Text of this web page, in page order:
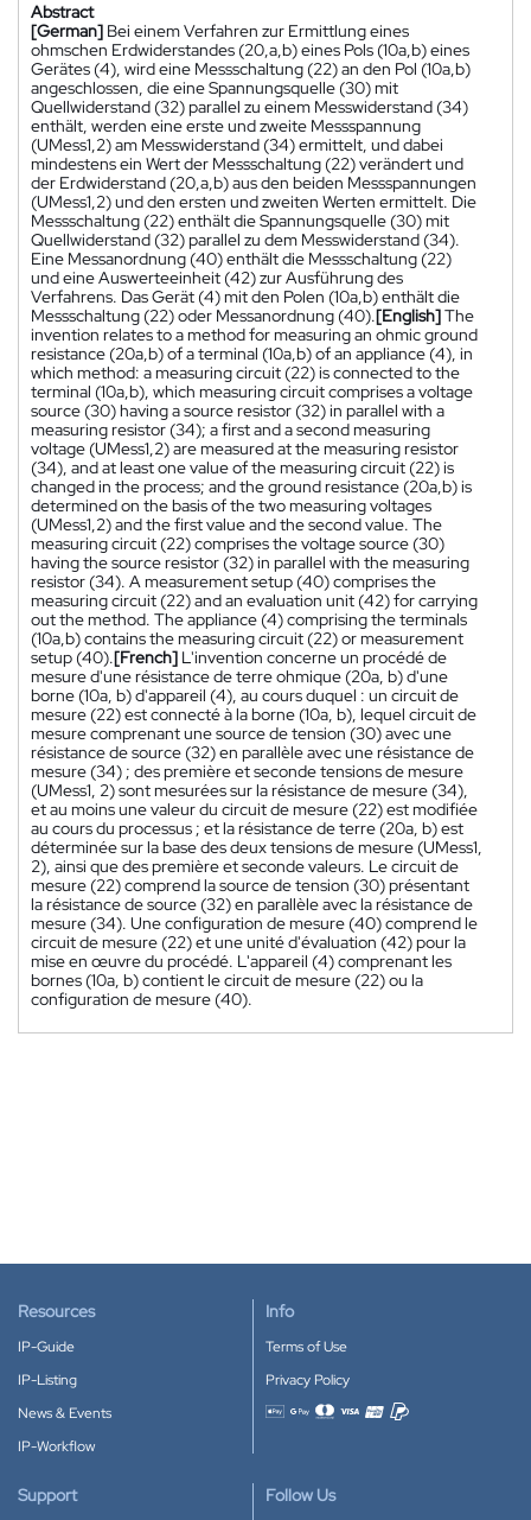
Abstract
[German] Bei einem Verfahren zur Ermittlung eines
ohmschen Erdwiderstandes (20,a,b) eines Pols (10a,b) eines
Gerätes (4), wird eine Messschaltung (22) an den Pol (10a,b)
angeschlossen, die eine Spannungsquelle (30) mit
Quellwiderstand (32) parallel zu einem Messwiderstand (34)
enthält, werden eine erste und zweite Messspannung
(UMess1,2) am Messwiderstand (34) ermittelt, und dabei
mindestens ein Wert der Messschaltung (22) verändert und
der Erdwiderstand (20,a,b) aus den beiden Messspannungen
(UMess1,2) und den ersten und zweiten Werten ermittelt. Die
Messschaltung (22) enthält die Spannungsquelle (30) mit
Quellwiderstand (32) parallel zu dem Messwiderstand (34).
Eine Messanordnung (40) enthält die Messschaltung (22)
und eine Auswerteeinheit (42) zur Ausführung des
Verfahrens. Das Gerät (4) mit den Polen (10a,b) enthält die
Messschaltung (22) oder Messanordnung (40).[English]The
invention relates to a method for measuring an ohmic ground
resistance (20a,b) of a terminal (10a,b) of an appliance (4), in
which method: a measuring circuit (22) is connected to the
terminal (10a,b), which measuring circuit comprises a voltage
source (30) having a source resistor (32) in parallel with a
measuring resistor (34); a first and a second measuring
voltage (UMess1,2) are measured at the measuring resistor
(34), and at least one value of the measuring circuit (22) is
changed in the process; and the ground resistance (20a,b) is
determined on the basis of the two measuring voltages
(UMess1,2) and the first value and the second value. The
measuring circuit (22) comprises the voltage source (30)
having the source resistor (32) in parallel with the measuring
resistor (34). A measurement setup (40) comprises the
measuring circuit (22) and an evaluation unit (42) for carrying
out the method. The appliance (4) comprising the terminals
(10a,b) contains the measuring circuit (22) or measurement
setup (40).[French] L'invention concerne un procédé de
mesure d'une résistance de terre ohmique (20a, b) d'une
borne (10a, b) d'appareil (4), au cours duquel : un circuit de
mesure (22) est connecté à la borne (10a, b), lequel circuit de
mesure comprenant une source de tension (30) avec une
résistance de source (32) en parallèle avec une résistance de
mesure (34) ; des première et seconde tensions de mesure
(UMess1, 2) sont mesurées sur la résistance de mesure (34),
et au moins une valeur du circuit de mesure (22) est modifiée
au cours du processus ; et la résistance de terre (20a, b) est
déterminée sur la base des deux tensions de mesure (UMess1,
2), ainsi que des première et seconde valeurs. Le circuit de
mesure (22) comprend la source de tension (30) présentant
la résistance de source (32) en parallèle avec la résistance de
mesure (34). Une configuration de mesure (40) comprend le
circuit de mesure (22) et une unité d'évaluation (42) pour la
mise en œuvre du procédé. L'appareil (4) comprenant les
bornes (10a, b) contient le circuit de mesure (22) ou la
configuration de mesure (40).
Resources
IP-Guide
IP-Listing
News & Events
IP-Workflow
Info
Terms of Use
Privacy Policy
Accepted payment methods
Support Follow Us